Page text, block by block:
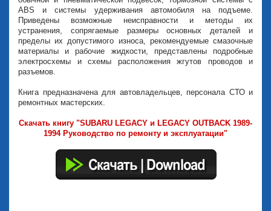
ABS и системы удерживания автомобиля на подъеме.
Приведены возможные неисправности и методы их
устранения, сопрягаемые размеры основных деталей и
пределы их допустимого износа, рекомендуемые смазочные
материалы и рабочие жидкости, представлены подробные
электросхемы и схемы расположения жгутов проводов и
разъемов.
Книга предназначена для автовладельцев, персонала СТО и
ремонтных мастерских.
Скачать книгу "SUBARU LEGACY и LEGACY OUTBACK 1989-
1994 Руководство по ремонту и эксплуатации"